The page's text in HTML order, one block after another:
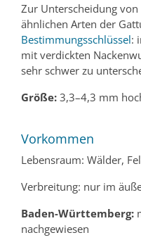
Zur Unterscheidung
ähnlichen Arten der
Bestimmungsschlüssel:
mit verdickten
sehr schwer zu
Größe:3,3–4,3 mm
Vorkommen
Lebensraum: Wälder,
Verbreitung: nur im
Baden-Württemberg:
nachgewiesen